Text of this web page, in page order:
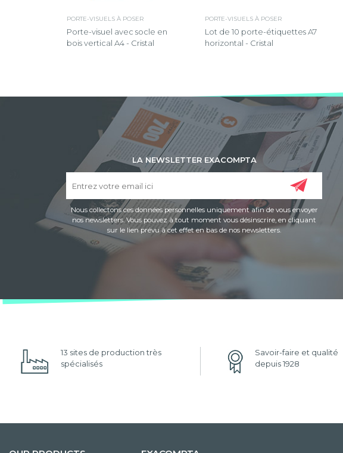
PORTE-VISUELS À POSER
Porte-visuel avec socle en
bois vertical A4 - Cristal
PORTE-VISUELS À POSER
Lot de 10 porte-étiquettes A7
horizontal - Cristal
LA NEWSLETTER EXACOMPTA
Nous collectons ces données personnelles uniquement afin de vous envoyer
nos newsletters. Vous pouvez à tout moment vous désinscrire, en cliquant
sur le lien prévu à cet effet en bas de nos newsletters.
13 sites de production très
spécialisés
Savoir-faire et qualité
depuis 1928